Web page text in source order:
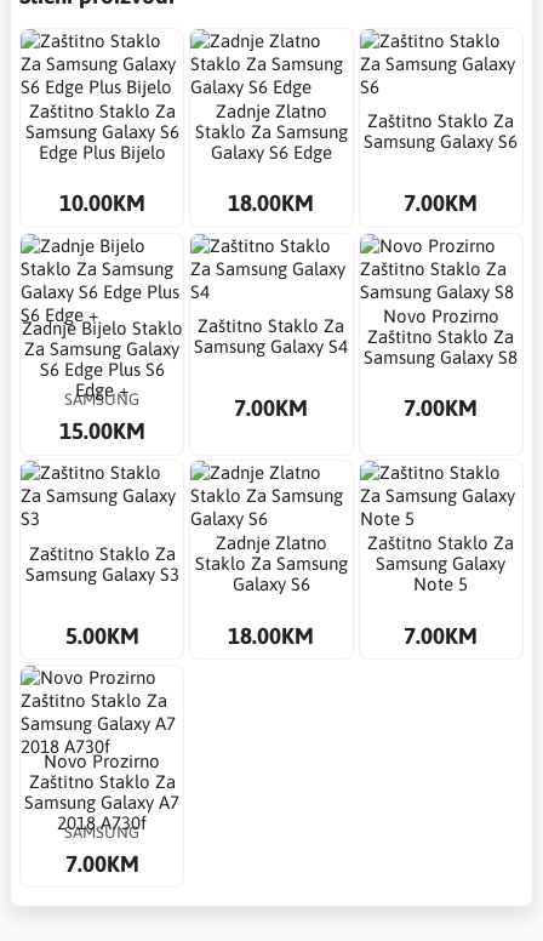
Zaštitno Staklo Za
Samsung Galaxy S6
Edge Plus Bijelo
10.00KM
Zadnje Zlatno
Staklo Za Samsung
Galaxy S6 Edge
18.00KM
Zaštitno Staklo Za
Samsung Galaxy S6
7.00KM
Zadnje Bijelo Staklo
Za Samsung Galaxy
S6 Edge Plus S6
Edge +
SAMSUNG
15.00KM
Zaštitno Staklo Za
Samsung Galaxy S4
7.00KM
Novo Prozirno
Zaštitno Staklo Za
Samsung Galaxy S8
7.00KM
Zaštitno Staklo Za
Samsung Galaxy S3
5.00KM
Zadnje Zlatno
Staklo Za Samsung
Galaxy S6
18.00KM
Zaštitno Staklo Za
Samsung Galaxy
Note 5
7.00KM
Novo Prozirno
Zaštitno Staklo Za
Samsung Galaxy A7
2018 A730f
SAMSUNG
7.00KM